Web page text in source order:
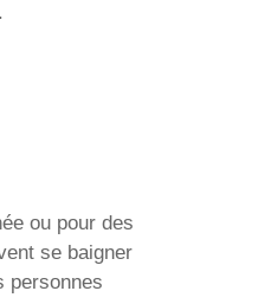
ou pour des
se baigner
personnes